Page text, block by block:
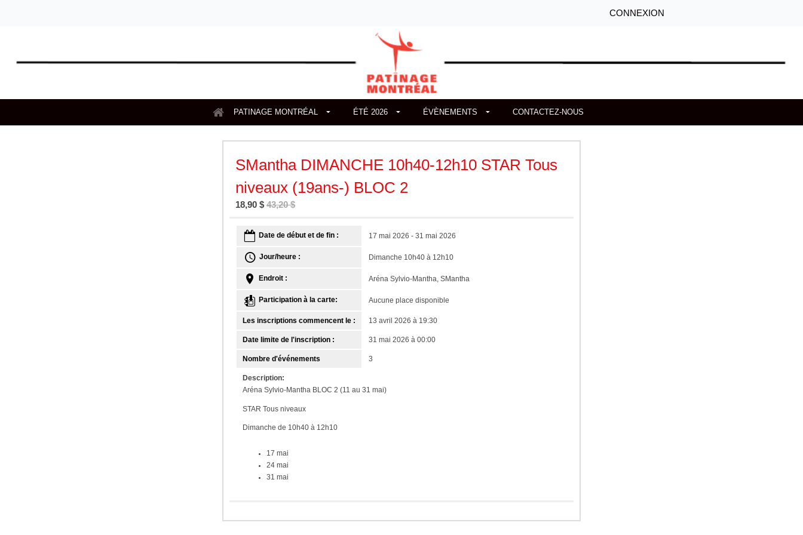
CONNEXION
PATINAGE MONTRÉAL ÉTÉ 2026 ÉVÈNEMENTS CONTACTEZ-NOUS
SMantha DIMANCHE 10h40-12h10 STAR Tous
niveaux (19ans-) BLOC 2
18,90 $ 43,20 $
Date de début et de fin : 17 mai 2026 - 31 mai 2026
Jour/heure : Dimanche 10h40 à 12h10
Endroit : Aréna Sylvio-Mantha, SMantha
Participation à la carte: Aucune place disponible
Les inscriptions commencent le : 13 avril 2026 à 19:30
Date limite de l'inscription : 31 mai 2026 à 00:00
Nombre d'événements 3
Description:
Aréna Sylvio-Mantha BLOC 2 (11 au 31 mai)
STAR Tous niveaux
Dimanche de 10h40 à 12h10
17 mai
24 mai
31 mai